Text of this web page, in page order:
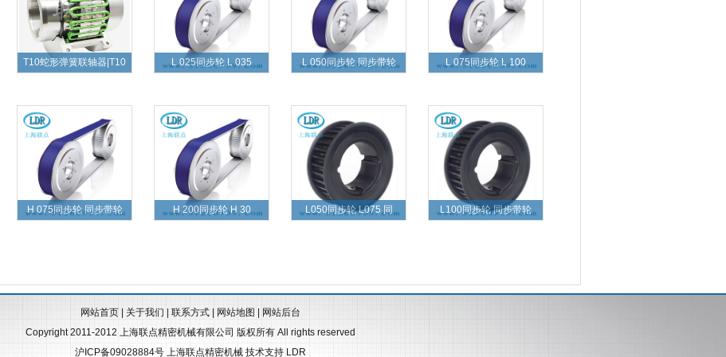
T10蛇形弹簧联轴器|T10 L 025同步轮 L 035 L 050同步轮 同步带轮 L 075同步轮 L 100
H 075同步轮 同步带轮 H 200同步轮 H 30 L050同步轮 L075 同 L100同步轮 同步带轮
网站首页 关于我们 联系方式 网站地图
网站后台
Copyright 2011-2012 上海联点精密机械有限公司 版权所有 All rights reserved
沪ICP备09028884号 上海联点精密机械 技术支持 LDR